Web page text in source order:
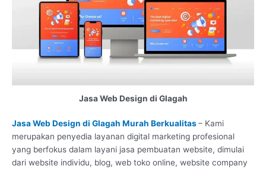
Jasa Web Design di Glagah
Jasa Web Design di Glagah Murah Berkualitas– Kami
merupakan penyedia layanan digital marketing profesional
yang berfokus dalam layani jasa pembuatan website, dimulai
dari website individu, blog, web toko online, website company